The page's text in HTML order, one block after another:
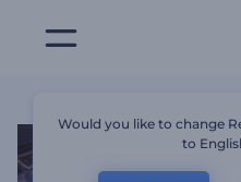
Would you like to change
to